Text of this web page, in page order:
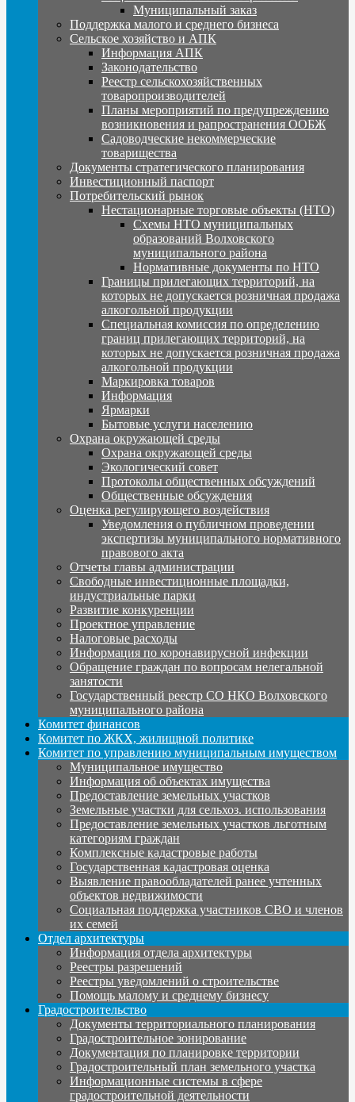
Муниципальный заказ
Поддержка малого и среднего бизнеса
Сельское хозяйство и АПК
Информация АПК
Законодательство
Реестр сельскохозяйственных
товаропроизводителей
Планы мероприятий по предупреждению
возникновения и рапространения ООБЖ
Садоводческие некоммерческие
товарищества
Документы стратегического планирования
Инвестиционный паспорт
Потребительский рынок
Нестационарные торговые объекты (НТО)
Схемы НТО муниципальных
образований Волховского
муниципального района
Нормативные документы по НТО
Границы прилегающих территорий, на
которых не допускается розничная продажа
алкогольной продукции
Специальная комиссия по определению
границ прилегающих территорий, на
которых не допускается розничная продажа
алкогольной продукции
Маркировка товаров
Информация
Ярмарки
Бытовые услуги населению
Охрана окружающей среды
Охрана окружающей среды
Экологический совет
Протоколы общественных обсуждений
Общественные обсуждения
Оценка регулирующего воздействия
Уведомления о публичном проведении
экспертизы муниципального нормативного
правового акта
Отчеты главы администрации
Свободные инвестиционные площадки,
индустриальные парки
Развитие конкуренции
Проектное управление
Налоговые расходы
Информация по коронавирусной инфекции
Обращение граждан по вопросам нелегальной
занятости
Государственный реестр СО НКО Волховского
муниципального района
Комитет финансов
Комитет по ЖКХ, жилищной политике
Комитет по управлению муниципальным имуществом
Муниципальное имущество
Информация об объектах имущества
Предоставление земельных участков
Земельные участки для сельхоз. использования
Предоставление земельных участков льготным
категориям граждан
Комплексные кадастровые работы
Государственная кадастровая оценка
Выявление правообладателей ранее учтенных
объектов недвижимости
Социальная поддержка участников СВО и членов
их семей
Отдел архитектуры
Информация отдела архитектуры
Реестры разрешений
Реестры уведомлений о строительстве
Помощь малому и среднему бизнесу
Градостроительство
Документы территориального планирования
Градостроительное зонирование
Документация по планировке территории
Градостроительный план земельного участка
Информационные системы в сфере
градостроительной деятельности